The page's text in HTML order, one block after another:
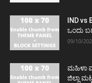
IND
ಒಂದು
09/10/
ಮಹಿಳಾ
ಜಿಲ್ಲಾ